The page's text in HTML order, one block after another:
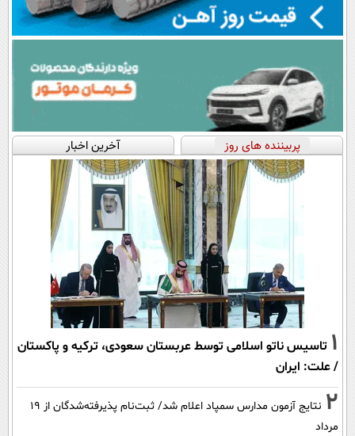
پربیننده های روز آخرین اخبار
1 تاسیس ناتو اسلامی توسط عربستان سعودی، ترکیه و پاکستان
/ علت: ایران
2
نتایج آزمون مدارس سمپاد اعلام شد/ ثبت‌نام پذیرفته‌شدگان از ۱۹
مرداد